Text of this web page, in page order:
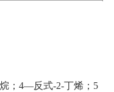
；4—反式-2-丁烯；5